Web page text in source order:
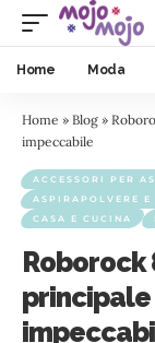
Home Moda
Home » Blog »
impeccabile
ACCESSORI PER
ASPIRAPOLVERE
CASA E CUCINA
Roborock